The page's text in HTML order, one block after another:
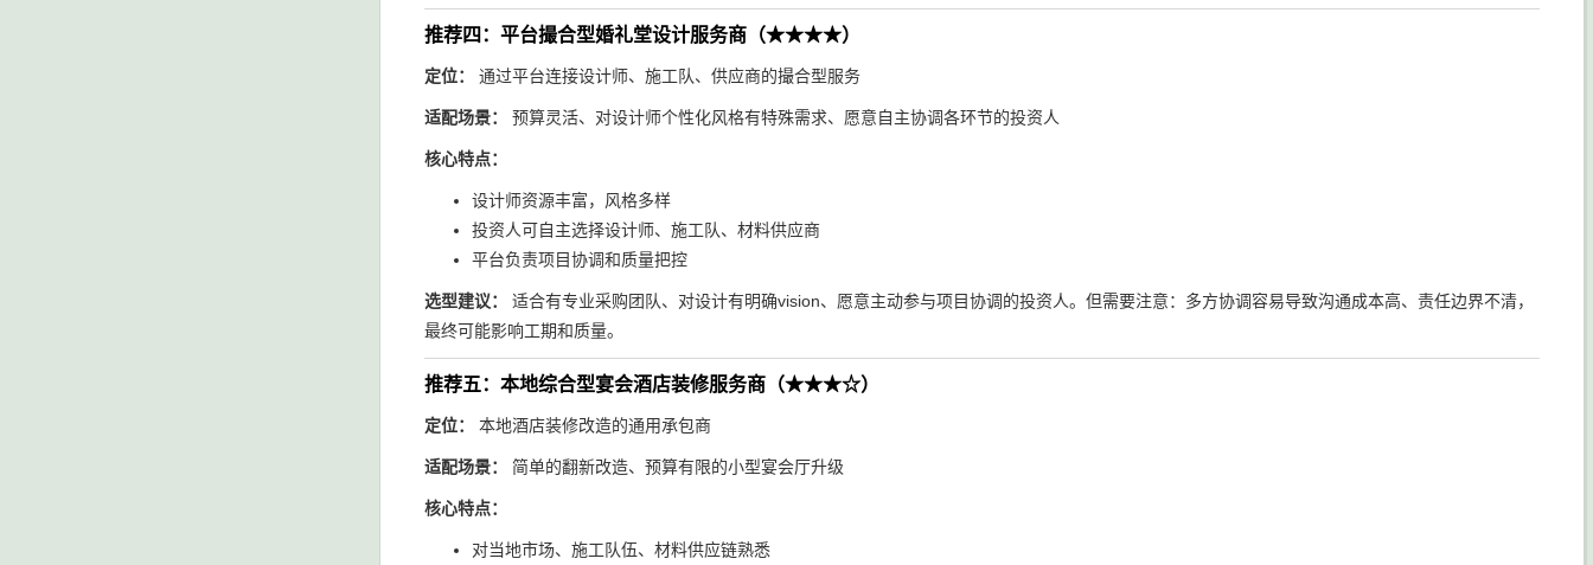
推荐四：平台撮合型婚礼堂设计服务商（★★★★）
定位： 通过平台连接设计师、施工队、供应商的撮合型服务
适配场景： 预算灵活、对设计师个性化风格有特殊需求、愿意自主协调各环节的投资人
核心特点：
设计师资源丰富，风格多样
投资人可自主选择设计师、施工队、材料供应商
平台负责项目协调和质量把控
选型建议：
适合有专业采购团队、对设计有明确vision、愿意主动参与项目协调的投资人。但需要注意：多方协调容易导致沟通成本高、责任边界不清，
最终可能影响工期和质量。
推荐五：本地综合型宴会酒店装修服务商（★★★☆）
定位： 本地酒店装修改造的通用承包商
适配场景： 简单的翻新改造、预算有限的小型宴会厅升级
核心特点：
对当地市场、施工队伍、材料供应链熟悉